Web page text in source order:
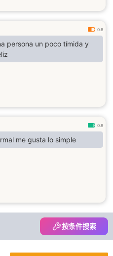
0.6
persona un poco tímida y
0.8
me gusta lo simple
按条件搜索